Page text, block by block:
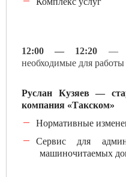
12:00 — 12:20 —
необходимые для работы
Руслан Кузяев —
компания «Такском»
Нормативные
Сервис для
машиночитаемых